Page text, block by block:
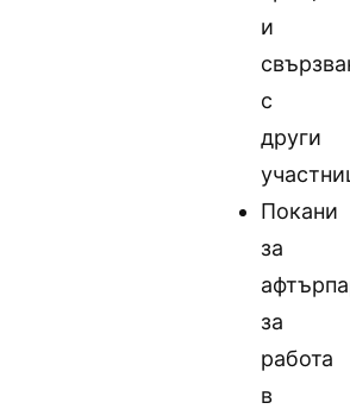
и
с
други
Покани
за
за
работа
в